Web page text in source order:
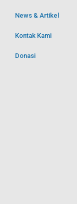
News & Artikel
Kontak Kami
Donasi